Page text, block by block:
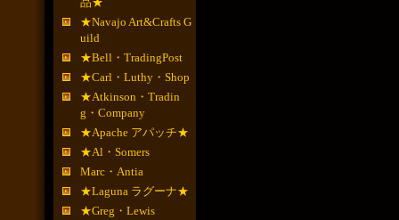
★Navajo Art&Crafts G
uild
★Bell・TradingPost
★Carl・Luthy・Shop
★Atkinson・Tradin
g・Company
★Apache アパッチ★
★Al・Somers
Marc・Antia
★Laguna ラグーナ★
★Greg・Lewis